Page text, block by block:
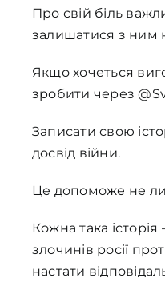
Про свій біль
залишатися з ним
Якщо хочеться
зробити через
Записати свою
досвід війни.
Це допоможе не
Кожна така
злочинів росії
настати